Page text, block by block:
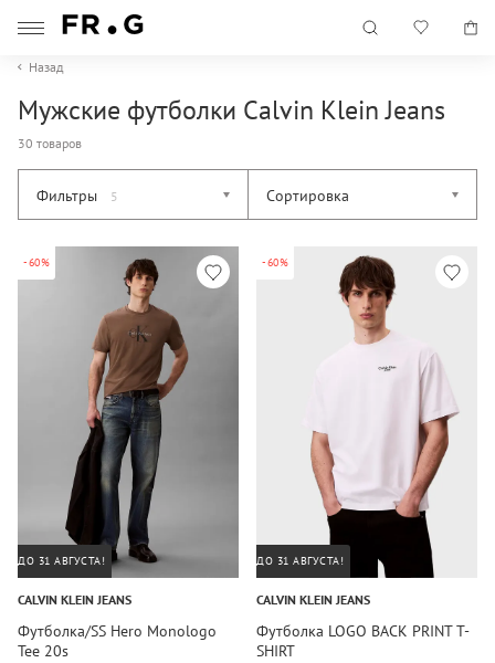
Назад
Мужские футболки Calvin Klein Jeans
30 товаров
Фильтры 5 Сортировка
-60%
ДО 31 АВГУСТА!
CALVIN KLEIN JEANS
Футболка/SS Hero Monologo
Tee 20s
-60%
ДО 31 АВГУСТА!
CALVIN KLEIN JEANS
Футболка LOGO BACK PRINT T-
SHIRT